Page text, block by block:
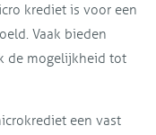
krediet is voor een
Vaak bieden
de mogelijkheid tot
een vast